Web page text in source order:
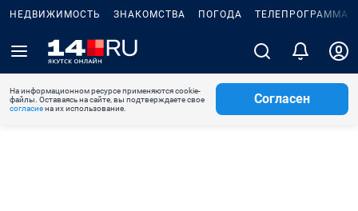
НЕДВИЖИМОСТЬ ЗНАКОМСТВА ПОГОДА ТЕЛЕПРОГРАММА
На информационном ресурсе применяются cookie-
файлы. Оставаясь на сайте, вы подтверждаете свое
согласиена их использование.
Согласен